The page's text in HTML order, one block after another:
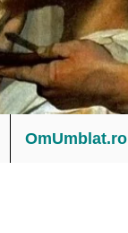
OmUmblat.ro